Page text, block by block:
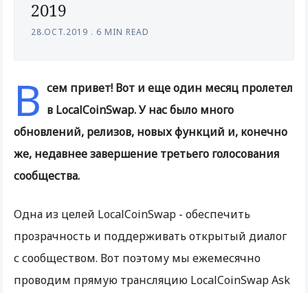
2019
28.OCT.2019 . 6 MIN READ
В сем привет! Вот и еще один месяц пролетел
в LocalCoinSwap. У нас было много
обновлений, релизов, новых функций и, конечно
же, недавнее завершение третьего голосования
сообщества.
Одна из целей LocalCoinSwap - обеспечить
прозрачность и поддерживать открытый диалог
с сообществом. Вот поэтому мы ежемесячно
проводим прямую трансляцию LocalCoinSwap Ask